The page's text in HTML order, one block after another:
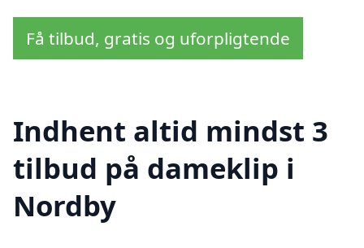
Få tilbud, gratis og uforpligtende
Indhent altid mindst 3
tilbud på dameklip i
Nordby